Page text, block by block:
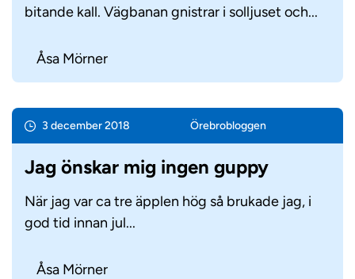
bitande kall. Vägbanan gnistrar i solljuset och...
Åsa Mörner
3 december 2018 Örebro­bloggen
Jag önskar mig ingen guppy
När jag var ca tre äpplen hög så brukade jag, i
god tid innan jul...
Åsa Mörner